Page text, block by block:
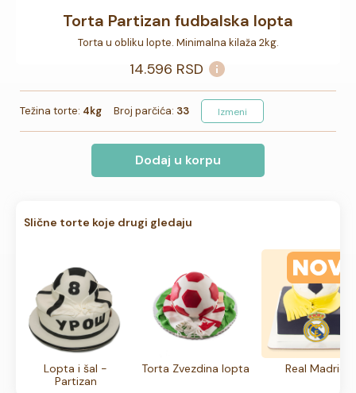
Torta Partizan fudbalska lopta
Torta u obliku lopte. Minimalna kilaža 2kg.
14.596 RSD
Težina torte: 4kg Broj parčića: 33 Izmeni
Dodaj u korpu
Slične torte koje drugi gledaju
Lopta i šal -
Partizan
Torta Zvezdina lopta Real Madrid